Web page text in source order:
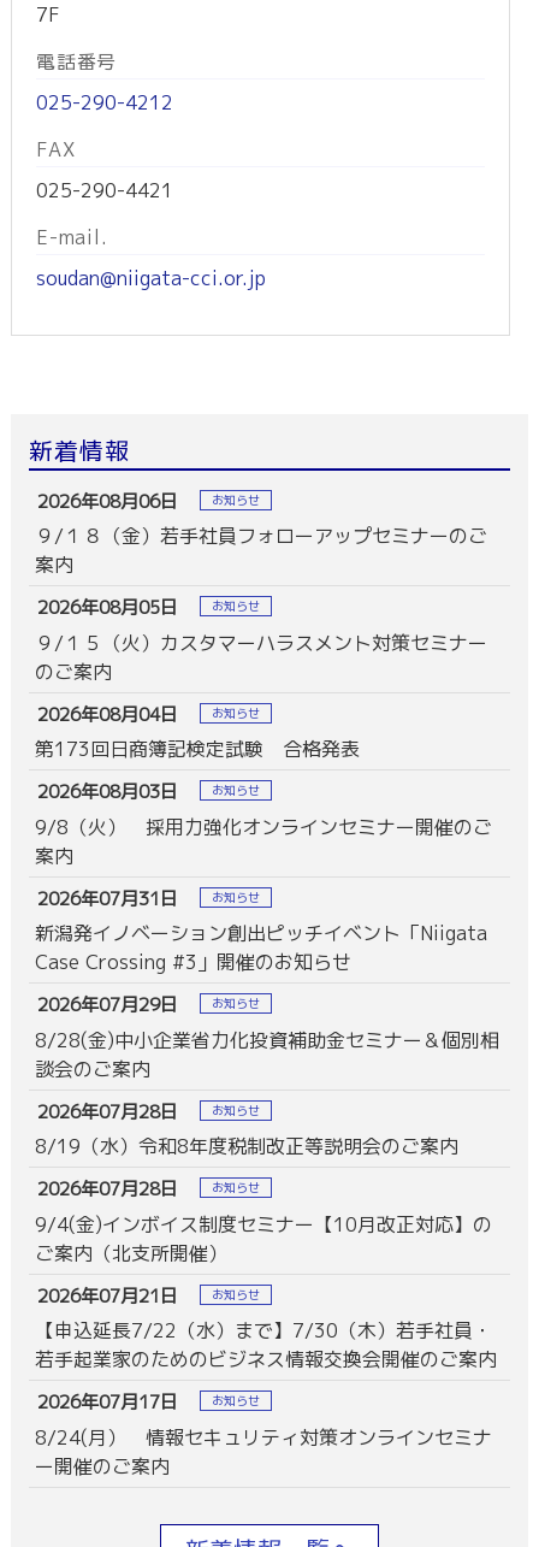
7F
電話番号
025-290-4212
FAX
025-290-4421
E-mail.
soudan@niigata-cci.or.jp
新着情報
2026年08月06日 お知らせ
９/１８（金）若手社員フォローアップセミナーのご
案内
2026年08月05日 お知らせ
９/１５（火）カスタマーハラスメント対策セミナー
のご案内
2026年08月04日 お知らせ
第173回日商簿記検定試験 合格発表
2026年08月03日 お知らせ
9/8（火） 採用力強化オンラインセミナー開催のご
案内
2026年07月31日 お知らせ
新潟発イノベーション創出ピッチイベント「Niigata
Case Crossing #3」開催のお知らせ
2026年07月29日 お知らせ
8/28(金)中小企業省力化投資補助金セミナー＆個別相
談会のご案内
2026年07月28日 お知らせ
8/19（水）令和8年度税制改正等説明会のご案内
2026年07月28日 お知らせ
9/4(金)インボイス制度セミナー【10月改正対応】の
ご案内（北支所開催）
2026年07月21日 お知らせ
【申込延長7/22（水）まで】7/30（木）若手社員・
若手起業家のためのビジネス情報交換会開催のご案内
2026年07月17日 お知らせ
8/24(月） 情報セキュリティ対策オンラインセミナ
ー開催のご案内